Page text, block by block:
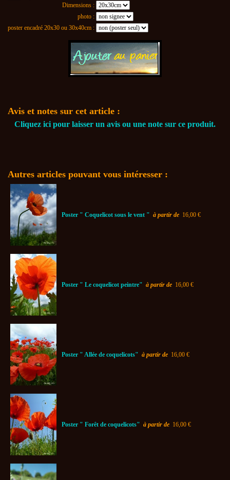
Dimensions :
photo :
poster encadré 20x30 ou 30x40cm :
Avis et notes sur cet article :
Cliquez ici pour laisser un avis ou une note sur ce produit.
Autres articles pouvant vous intéresser :
Poster " Coquelicot sous le vent " à partir de 16,00 €
Poster " Le coquelicot peintre" à partir de 16,00 €
Poster " Allée de coquelicots" à partir de 16,00 €
Poster " Forêt de coquelicots" à partir de 16,00 €